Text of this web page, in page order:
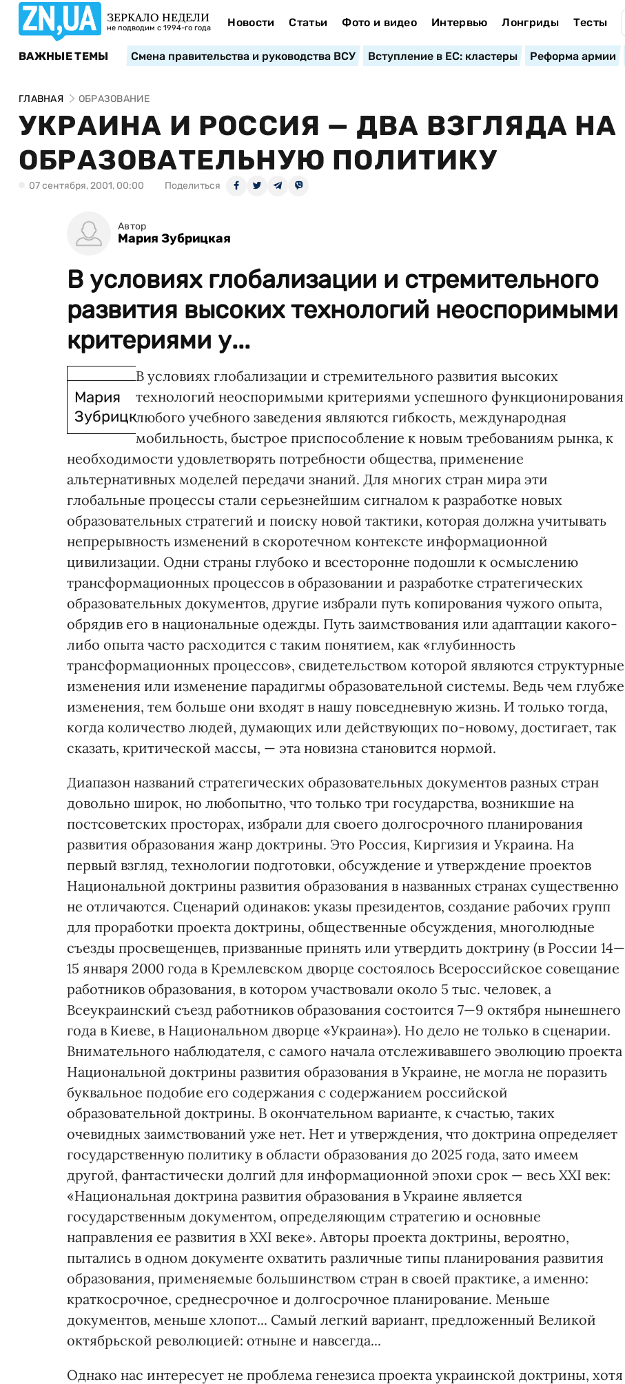
ЗЕРКАЛО НЕДЕЛИ
не подводим с 1994-го года Новости Статьи Фото и видео Интервью Лонгриды Тесты
ВАЖНЫЕ ТЕМЫ Смена правительства и руководства ВСУ Вступление в ЕС: кластеры Реформа армии
ГЛАВНАЯ ОБРАЗОВАНИЕ
УКРАИНА И РОССИЯ — ДВА ВЗГЛЯДА НА
ОБРАЗОВАТЕЛЬНУЮ ПОЛИТИКУ
07 сентября, 2001, 00:00 Поделиться
Автор
Мария Зубрицкая
В условиях глобализации и стремительного
развития высоких технологий неоспоримыми
критериями у...
Мария
Зубрицкая
В условиях глобализации и стремительного развития высоких
технологий неоспоримыми критериями успешного функционирования
любого учебного заведения являются гибкость, международная
мобильность, быстрое приспособление к новым требованиям рынка, к
необходимости удовлетворять потребности общества, применение
альтернативных моделей передачи знаний. Для многих стран мира эти
глобальные процессы стали серьезнейшим сигналом к разработке новых
образовательных стратегий и поиску новой тактики, которая должна учитывать
непрерывность изменений в скоротечном контексте информационной
цивилизации. Одни страны глубоко и всесторонне подошли к осмыслению
трансформационных процессов в образовании и разработке стратегических
образовательных документов, другие избрали путь копирования чужого опыта,
обрядив его в национальные одежды. Путь заимствования или адаптации какого-
либо опыта часто расходится с таким понятием, как «глубинность
трансформационных процессов», свидетельством которой являются структурные
изменения или изменение парадигмы образовательной системы. Ведь чем глубже
изменения, тем больше они входят в нашу повседневную жизнь. И только тогда,
когда количество людей, думающих или действующих по-новому, достигает, так
сказать, критической массы, — эта новизна становится нормой.
Диапазон названий стратегических образовательных документов разных стран
довольно широк, но любопытно, что только три государства, возникшие на
постсоветских просторах, избрали для своего долгосрочного планирования
развития образования жанр доктрины. Это Россия, Киргизия и Украина. На
первый взгляд, технологии подготовки, обсуждение и утверждение проектов
Национальной доктрины развития образования в названных странах существенно
не отличаются. Сценарий одинаков: указы президентов, создание рабочих групп
для проработки проекта доктрины, общественные обсуждения, многолюдные
съезды просвещенцев, призванные принять или утвердить доктрину (в России 14—
15 января 2000 года в Кремлевском дворце состоялось Всероссийское совещание
работников образования, в котором участвовали около 5 тыс. человек, а
Всеукраинский съезд работников образования состоится 7—9 октября нынешнего
года в Киеве, в Национальном дворце «Украина»). Но дело не только в сценарии.
Внимательного наблюдателя, с самого начала отслеживавшего эволюцию проекта
Национальной доктрины развития образования в Украине, не могла не поразить
буквальное подобие его содержания с содержанием российской
образовательной доктрины. В окончательном варианте, к счастью, таких
очевидных заимствований уже нет. Нет и утверждения, что доктрина определяет
государственную политику в области образования до 2025 года, зато имеем
другой, фантастически долгий для информационной эпохи срок — весь ХХІ век:
«Национальная доктрина развития образования в Украине является
государственным документом, определяющим стратегию и основные
направления ее развития в ХХІ веке». Авторы проекта доктрины, вероятно,
пытались в одном документе охватить различные типы планирования развития
образования, применяемые большинством стран в своей практике, а именно:
краткосрочное, среднесрочное и долгосрочное планирование. Меньше
документов, меньше хлопот... Самый легкий вариант, предложенный Великой
октябрьской революцией: отныне и навсегда...
Однако нас интересует не проблема генезиса проекта украинской доктрины, хотя